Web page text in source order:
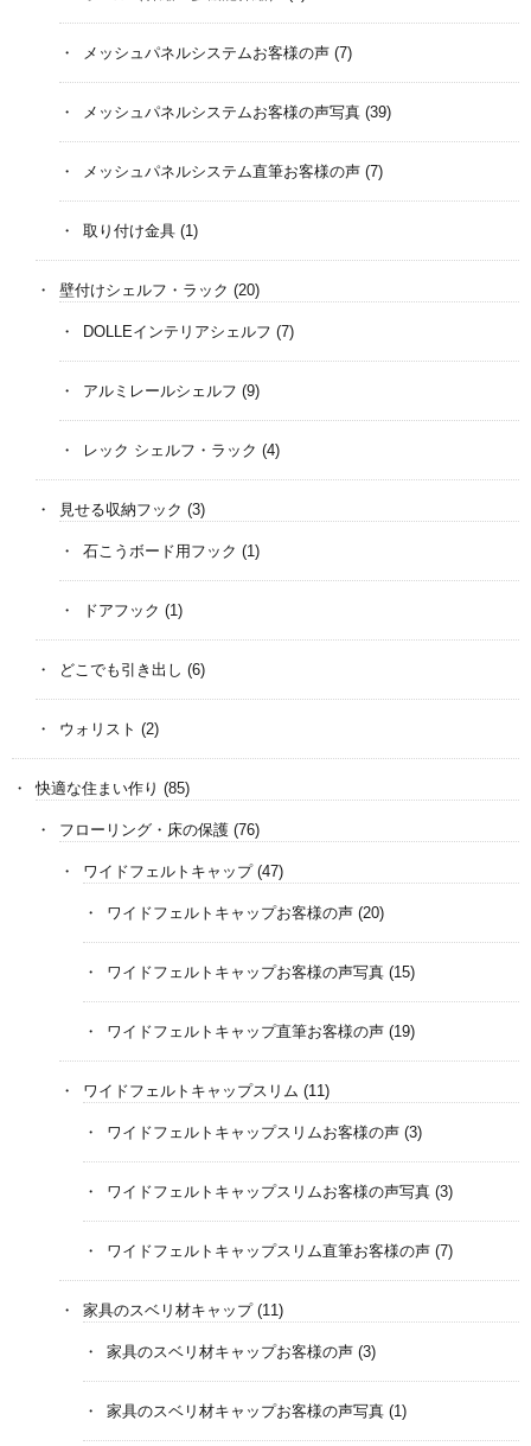
メッシュパネルシステムお客様の声 (7)
メッシュパネルシステムお客様の声写真 (39)
メッシュパネルシステム直筆お客様の声 (7)
取り付け金具 (1)
壁付けシェルフ・ラック (20)
DOLLEインテリアシェルフ (7)
アルミレールシェルフ (9)
レック シェルフ・ラック (4)
見せる収納フック (3)
石こうボード用フック (1)
ドアフック (1)
どこでも引き出し (6)
ウォリスト (2)
快適な住まい作り (85)
フローリング・床の保護 (76)
ワイドフェルトキャップ(47)
ワイドフェルトキャップお客様の声 (20)
ワイドフェルトキャップお客様の声写真 (15)
ワイドフェルトキャップ直筆お客様の声 (19)
ワイドフェルトキャップスリム (11)
ワイドフェルトキャップスリムお客様の声 (3)
ワイドフェルトキャップスリムお客様の声写真 (3)
ワイドフェルトキャップスリム直筆お客様の声 (7)
家具のスベリ材キャップ(11)
家具のスベリ材キャップお客様の声 (3)
家具のスベリ材キャップお客様の声写真 (1)